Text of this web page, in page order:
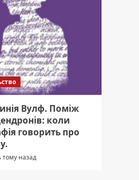
Вулф. Поміж
коли
говорить про
тому назад